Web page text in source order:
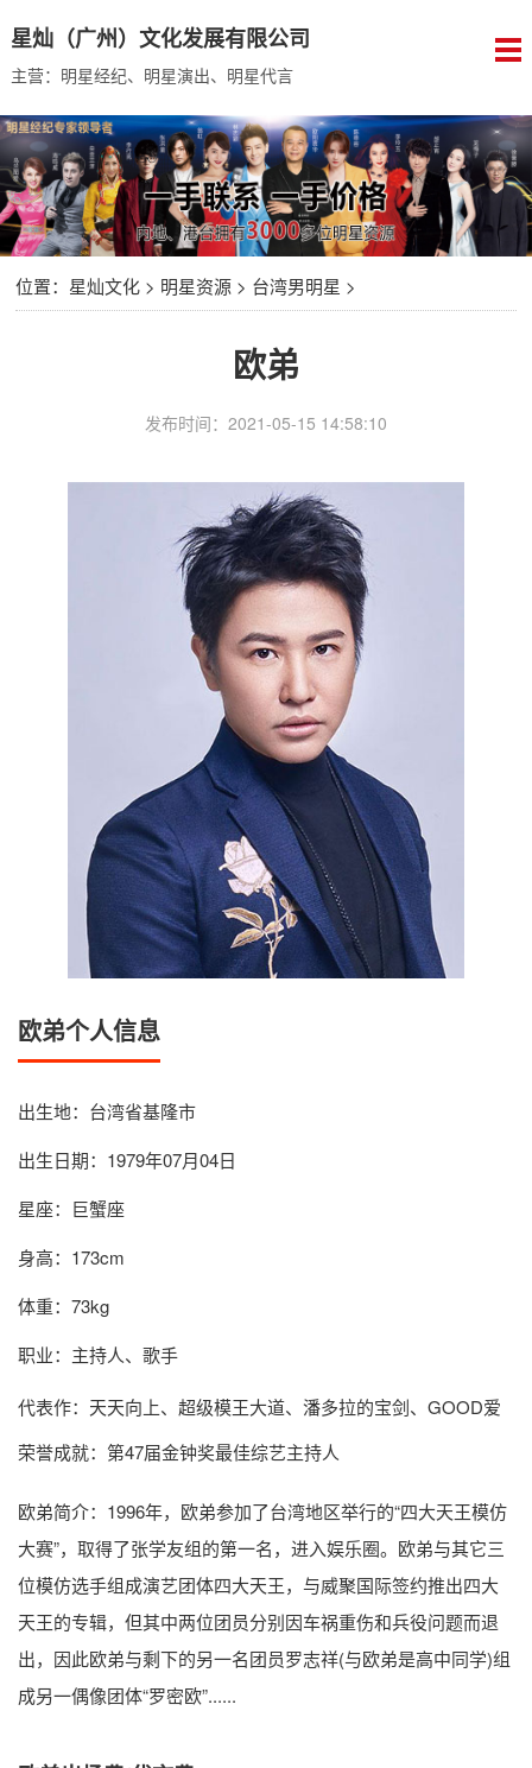
星灿（广州）文化发展有限公司
主营：明星经纪、明星演出、明星代言
位置： 星灿文化> 明星资源> 台湾男明星 >
欧弟
发布时间：2021-05-15 14:58:10
欧弟个人信息
出生地：台湾省基隆市
出生日期：1979年07月04日
星座：巨蟹座
身高：173cm
体重：73kg
职业：主持人、歌手
代表作：天天向上、超级模王大道、潘多拉的宝剑、GOOD爱
荣誉成就：第47届金钟奖最佳综艺主持人
欧弟简介：1996年，欧弟参加了台湾地区举行的“四大天王模仿
大赛”，取得了张学友组的第一名，进入娱乐圈。欧弟与其它三
位模仿选手组成演艺团体四大天王，与威聚国际签约推出四大
天王的专辑，但其中两位团员分别因车祸重伤和兵役问题而退
出，因此欧弟与剩下的另一名团员罗志祥(与欧弟是高中同学)组
成另一偶像团体“罗密欧”......